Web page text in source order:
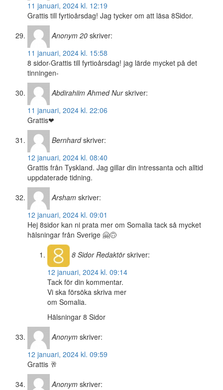
11 januari, 2024 kl. 12:19
Grattis till fyrtioårsdag! Jag tycker om att läsa 8Sidor.
Anonym 20 skriver:
11 januari, 2024 kl. 15:58
8 sidor-Grattis till fyrtioårsdag! jag lärde mycket på det
tinningen-
Abdirahiim Ahmed Nur skriver:
11 januari, 2024 kl. 22:06
Grattis❤
Bernhard skriver:
12 januari, 2024 kl. 08:40
Grattis från Tyskland. Jag gillar din intressanta och alltid
uppdaterade tidning.
Arsham skriver:
12 januari, 2024 kl. 09:01
Hej 8sidor kan ni prata mer om Somalia tack så mycket
hälsningar från Sverige 🤗🙃
8 SidorRedaktör skriver:
12 januari, 2024 kl. 09:14
Tack för din kommentar.
Vi ska försöka skriva mer
om Somalia.
Hälsningar 8 Sidor
Anonym skriver:
12 januari, 2024 kl. 09:59
Grattis 🥂
Anonym skriver: